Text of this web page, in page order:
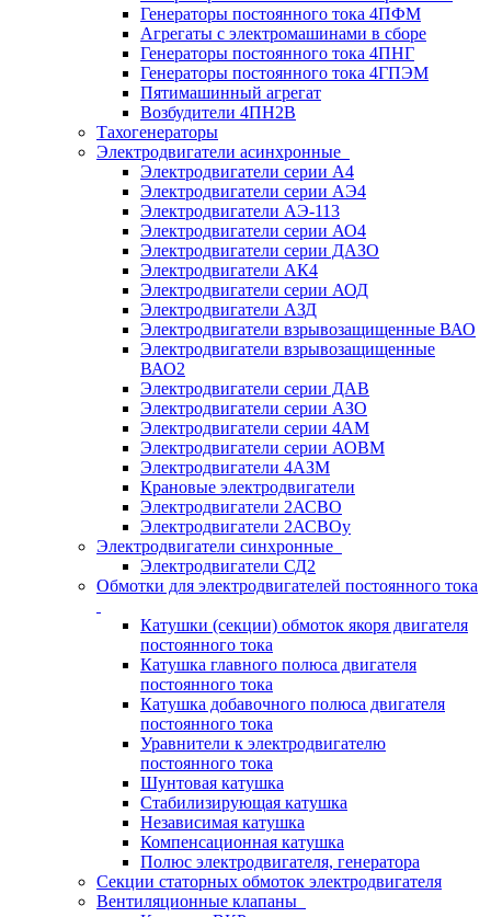
Генераторы постоянного тока 4ПФМ
Агрегаты с электромашинами в сборе
Генераторы постоянного тока 4ПНГ
Генераторы постоянного тока 4ГПЭМ
Пятимашинный агрегат
Возбудители 4ПН2В
Тахогенераторы
Электродвигатели асинхронные
Электродвигатели серии А4
Электродвигатели серии АЭ4
Электродвигатели АЭ-113
Электродвигатели серии АО4
Электродвигатели серии ДАЗО
Электродвигатели АК4
Электродвигатели серии АОД
Электродвигатели АЗД
Электродвигатели взрывозащищенные ВАО
Электродвигатели взрывозащищенные
ВАО2
Электродвигатели серии ДАВ
Электродвигатели серии АЗО
Электродвигатели серии 4АМ
Электродвигатели серии АОВМ
Электродвигатели 4АЗМ
Крановые электродвигатели
Электродвигатели 2АСВО
Электродвигатели 2АСВОу
Электродвигатели синхронные
Электродвигатели СД2
Обмотки для электродвигателей постоянного тока
Катушки (секции) обмоток якоря двигателя
постоянного тока
Катушка главного полюса двигателя
постоянного тока
Катушка добавочного полюса двигателя
постоянного тока
Уравнители к электродвигателю
постоянного тока
Шунтовая катушка
Стабилизирующая катушка
Независимая катушка
Компенсационная катушка
Полюс электродвигателя, генератора
Секции статорных обмоток электродвигателя
Вентиляционные клапаны